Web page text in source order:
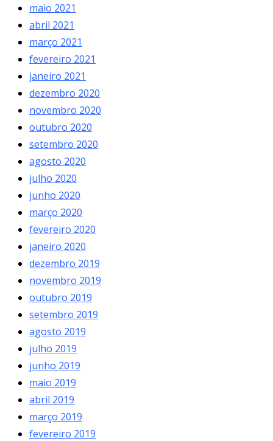
maio 2021
abril 2021
março 2021
fevereiro 2021
janeiro 2021
dezembro 2020
novembro 2020
outubro 2020
setembro 2020
agosto 2020
julho 2020
junho 2020
março 2020
fevereiro 2020
janeiro 2020
dezembro 2019
novembro 2019
outubro 2019
setembro 2019
agosto 2019
julho 2019
junho 2019
maio 2019
abril 2019
março 2019
fevereiro 2019